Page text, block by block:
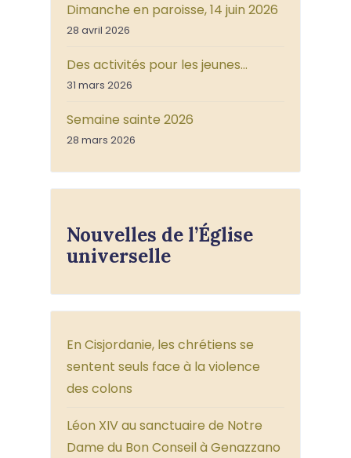
Dimanche en paroisse, 14 juin 2026
28 avril 2026
Des activités pour les jeunes…
31 mars 2026
Semaine sainte 2026
28 mars 2026
Nouvelles de l’Église
universelle
En Cisjordanie, les chrétiens se
sentent seuls face à la violence
des colons
Léon XIV au sanctuaire de Notre
Dame du Bon Conseil à Genazzano